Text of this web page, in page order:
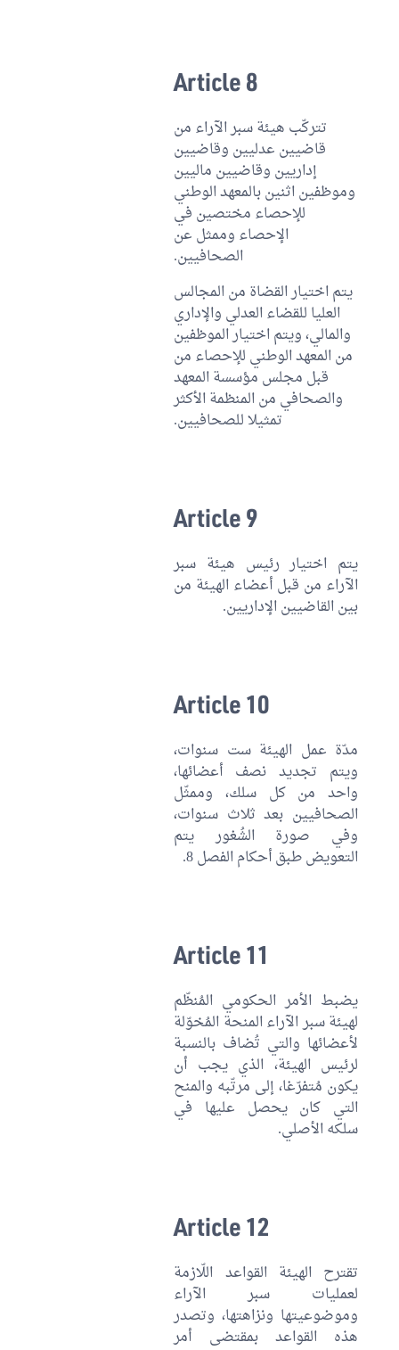
Article 8
تتركّب هيئة سبر الآراء من
قاضيين عدليين وقاضيين
إداريين وقاضيين ماليين
وموظفين اثنين بالمعهد الوطني
للإحصاء مختصين في
الإحصاء وممثل عن
الصحافيين.
يتم اختيار القضاة من المجالس
العليا للقضاء العدلي والإداري
والمالي، ويتم اختيار الموظفين
من المعهد الوطني للإحصاء من
قبل مجلس مؤسسة المعهد
والصحافي من المنظمة الأكثر
تمثيلا للصحافيين.
Article 9
يتم اختيار رئيس هيئة سبر
الآراء من قبل أعضاء الهيئة من
بين القاضيين الإداريين.
Article 10
مدّة عمل الهيئة ست سنوات،
ويتم تجديد نصف أعضائها،
واحد من كل سلك، وممثّل
الصحافيين بعد ثلاث سنوات،
وفي صورة الشُغور يتم
التعويض طبق أحكام الفصل 8.
Article 11
يضبط الأمر الحكومي المُنظّم
لهيئة سبر الآراء المنحة المُخوّلة
لأعضائها والتي تُضاف بالنسبة
لرئيس الهيئة، الذي يجب أن
يكون مُتفرّغا، إلى مرتّبه والمنح
التي كان يحصل عليها في
سلكه الأصلي.
Article 12
تقترح الهيئة القواعد اللّازمة
لعمليات سبر الآراء
وموضوعيتها ونزاهتها، وتصدر
هذه القواعد بمقتضى أمر